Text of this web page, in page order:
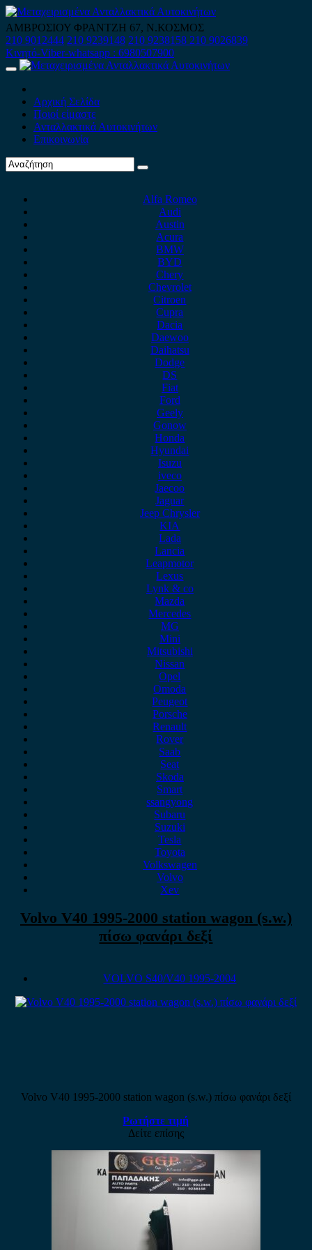
Skip
to
content
ΑΜΒΡΟΣΙΟΥ ΦΡΑΝΤΖΗ 67, Ν.ΚΟΣΜΟΣ
210 9012444 210 9239148 210 9238158 210 9026839
Κινητό-Viber-whatsapp : 6980507900
Primary
Αρχική Σελίδα
Ποιοί είμαστε
Ανταλλακτικά Αυτοκινήτων
Επικοινωνία
Alfa Romeo
Audi
Austin
Acura
BMW
BYD
Chery
Chevrolet
Citroen
Cupra
Dacia
Daewoo
Daihatsu
Dodge
DS
Fiat
Ford
Geely
Gonow
Honda
Hyundai
Isuzu
iveco
Jaecoo
Jaguar
Jeep Chrysler
KIA
Lada
Lancia
Leapmotor
Lexus
Lynk & co
Mazda
Mercedes
MG
Mini
Mitsubishi
Nissan
Opel
Omoda
Peugeot
Porsche
Renault
Rover
Saab
Seat
Skoda
Smart
ssangyong
Subaru
Suzuki
Tesla
Toyota
Volkswagen
Volvo
Xev
Volvo V40 1995-2000 station wagon (s.w.)
πίσω φανάρι δεξί
VOLVO S40/V40 1995-2004
Volvo V40 1995-2000 station wagon (s.w.) πίσω φανάρι δεξί
Ρωτήστε τιμή
Δείτε επίσης